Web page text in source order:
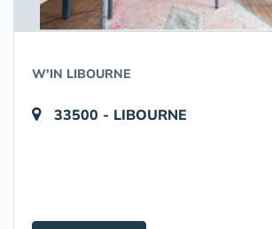
W'IN LIBOURNE
33500 - LIBOURNE